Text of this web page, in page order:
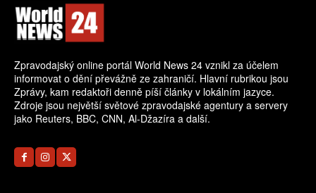
Zpravodajský online portál World News 24 vznikl za účelem
informovat o dění převážně ze zahraničí. Hlavní rubrikou jsou
Zprávy, kam redaktoři denně píší články v lokálním jazyce.
Zdroje jsou největší světové zpravodajské agentury a servery
jako Reuters, BBC, CNN, Al-Džazíra a další.